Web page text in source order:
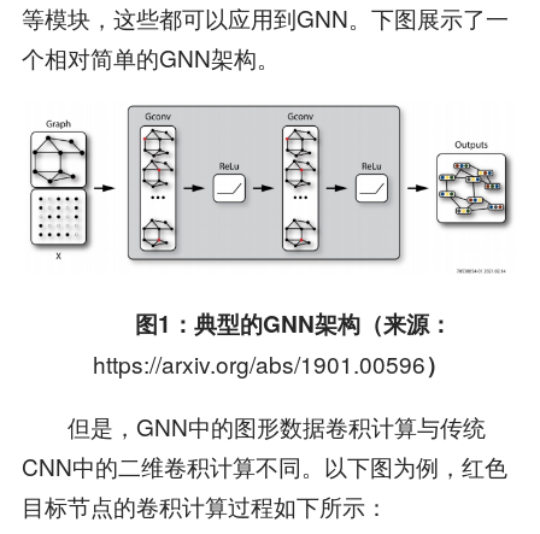
等模块，这些都可以应用到GNN。下图展示了一
个相对简单的GNN架构。
图1 ：典型的GNN架构（来源：
https://arxiv.org/abs/1901.00596）
但是，GNN中的图形数据卷积计算与传统
CNN中的二维卷积计算不同。以下图为例，红色
目标节点的卷积计算过程如下所示：